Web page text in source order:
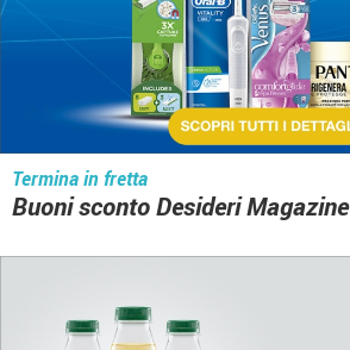
Termina in fretta
Buoni sconto Desideri Magazine